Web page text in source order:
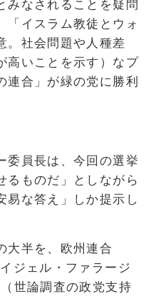
みなされることを疑問
「イスラム教徒とウォ
。社会問題や人種差
高いことを示す）なプ
連合」が緑の党に勝利
委員長は、今回の選挙
るものだ」としながら
易な答え」しか提示し
大半を、欧州連合
ジェル・ファラージ
世論調査の政党支持